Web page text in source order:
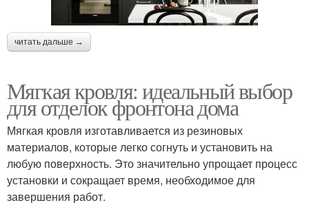
читать дальше →
Мягкая кровля: идеальный выбор
для отделок фронтона дома
Мягкая кровля изготавливается из резиновых
материалов, которые легко согнуть и установить на
любую поверхность. Это значительно упрощает процесс
установки и сокращает время, необходимое для
завершения работ.